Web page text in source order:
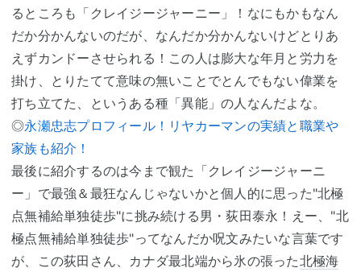
るところも「クレイジージャーニー」！なにもかもなん
だか分かんないのだが、なんだか分かんないけどとりあ
えずカンドーさせられる！この人は膨大な年月と労力を
掛け、とりたてて意味の無いことでとんでもない偉業を
打ち立てた、というある種「異能」の人なんだよな。
◎永瀬忠志プロフィール！リヤカーマンの実績と職業や
家族も紹介！
最後に紹介するのは今まで観た「クレイジージャーニ
ー」で最強＆最狂なんじゃないかと個人的に思った"北極
点無補給単独徒歩"に挑み続ける男・荻田泰永！えー、"北
極点無補給単独徒歩"ってなんだか呪文みたいな言葉です
が、この荻田さん、カナダ最北端から氷の張った北極海